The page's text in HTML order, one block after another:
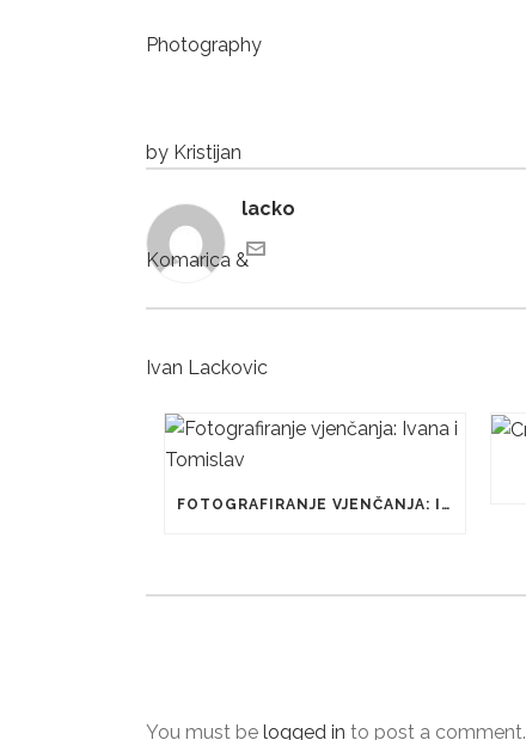
lacko
FOTOGRAFIRANJE VJENČANJA: IVANA I TOMISLAV
You must be logged in to post a comment.